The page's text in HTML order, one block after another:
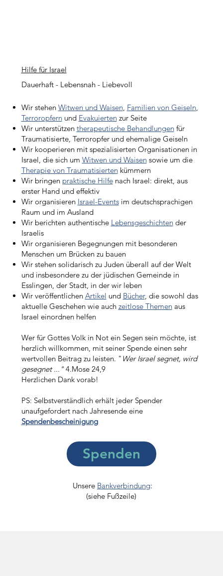
Wenn Ihr genauso empfindet wie wir, aber nicht
selbst nach Israel reisen und mit anpacken könnt,
dann lasst uns Eure Hände und Füße sein. Wir
Mit allen Spenden, die mit dem Vermerk „Nie
wieder!“ eingehen, werden wir das Versprechen
einlösen und auch künftig die Betroffenen in Israel
unterstützen.
Von Herzen danke für Eure Verbundenheit und
Eure Hilfe! 💙✨
Eure Chaya und Harald
Spenden
Unsere Bankverbindung:
(siehe Fußzeile)
Hilfe für Israel
Dauerhaft - Lebensnah - Liebevoll
Wir stehen Witwen und Waisen, Familien von Geiseln,
Terroropfernund Evakuiertenzur Seite
Wir unterstützen therapeutische Behandlungenfür
Traumatisierte, Terroropfer und ehemalige Geiseln
Wir kooperieren mit spezialisierten Organisationen in
Israel, die sich um Witwen und Waisensowie um die
Therapie von Traumatisiertenkümmern
Wir bringen praktische Hilfenach Israel: direkt, aus
erster Hand und effektiv
Wir organisieren Israel-Eventsim deutschsprachigen
Raum und im Ausland
Wir berichten authentische Lebensgeschichtender
Israelis
Wir organisieren Begegnungen mit besonderen
Menschen um Brücken zu bauen
Wir stehen solidarisch zu Juden überall auf der Welt
und insbesondere zu der jüdischen Gemeinde in
Esslingen, der Stadt, in der wir leben
Wir veröffentlichen Artikel und Bücher, die sowohl das
aktuelle Geschehen wie auch zeitlose Themenaus
Israel einordnen helfen
Wer für Gottes Volk in Not ein Segen sein möchte, ist
herzlich willkommen, mit seiner Spende einen sehr
wertvollen Beitrag zu leisten. " Wer Israel segnet, wird
gesegnet ..."4.Mose 24,9
Herzlichen Dank vorab!
PS: Selbstverständlich erhält jeder Spender
unaufgefordert nach Jahresende eine
Spendenbescheinigung